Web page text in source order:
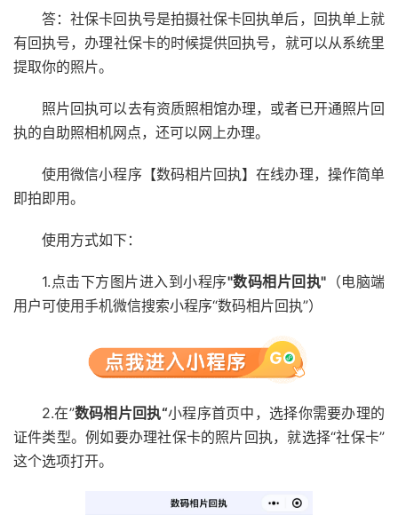
答：社保卡回执号是拍摄社保卡回执单后，回执单上就
有回执号，办理社保卡的时候提供回执号，就可以从系统里
提取你的照片。
照片回执可以去有资质照相馆办理，或者已开通照片回
执的自助照相机网点，还可以网上办理。
使用微信小程序【数码相片回执】在线办理，操作简单
即拍即用。
使用方式如下：
1.点击下方图片进入到小程序"数码相片回执" （电脑端
用户可使用手机微信搜索小程序“数码相片回执”）
2.在”数码相片回执“小程序首页中，选择你需要办理的
证件类型。例如要办理社保卡的照片回执，就选择“社保卡”
这个选项打开。